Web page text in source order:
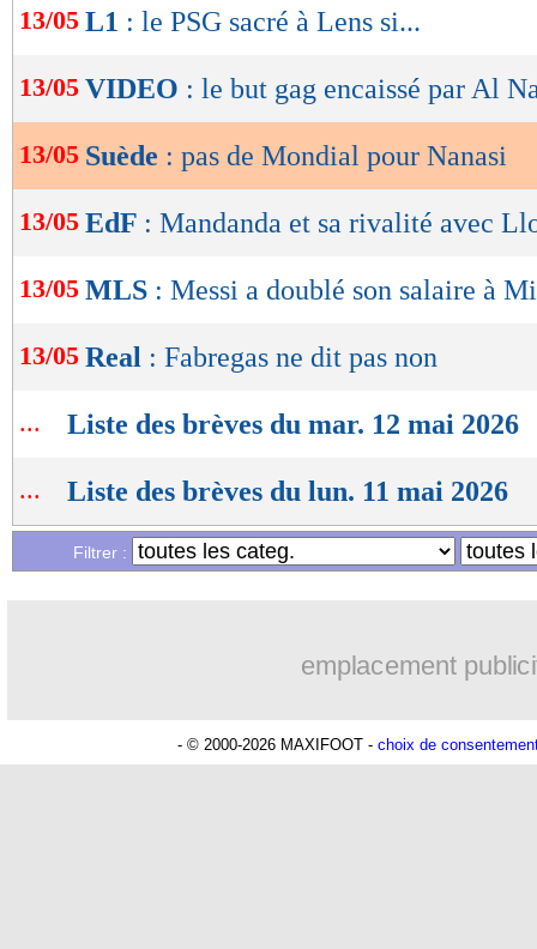
Lu 9.081 fois- Youcef Touaitia
de
OK
13/05 L1 : le PSG sacré à Lens si...
13/05 VIDEO : le but gag encaissé par Al
13/05 Suède : pas de Mondial pour Nanasi
13/05 EdF : Mandanda et sa rivalité avec
13/05 MLS : Messi a doublé son salaire à
13/05 Real : Fabregas ne dit pas non
... Liste des brèves du mar. 12 mai 2026
... Liste des brèves du lun. 11 mai 2026
Filtrer :
emplacement
- © 2000-2026 MAXIFOOT - choix de